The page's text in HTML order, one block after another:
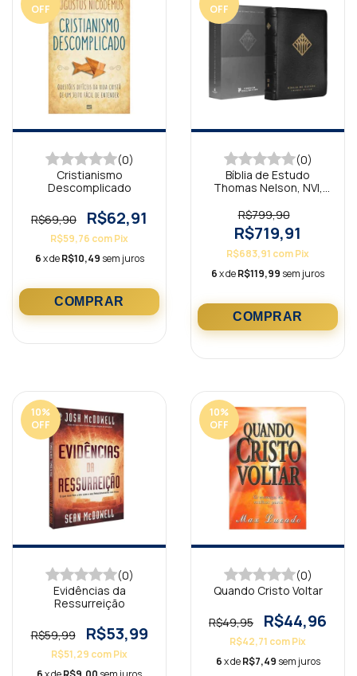
OFF
(0)
Cristianismo
Descomplicado
R$69,90 R$62,91
R$59,76 comPix
6x deR$10,49 sem juros
OFF
(0)
Bíblia de Estudo
Thomas Nelson, NVI,
Legítimo Preta
R$799,90
R$719,91
R$683,91 comPix
6x deR$119,99 sem juros
10%
OFF
(0)
Evidências da
Ressurreição
R$59,99 R$53,99
R$51,29 comPix
10%
OFF
(0)
Quando Cristo Voltar
R$49,95 R$44,96
R$42,71 comPix
6x deR$7,49 sem juros